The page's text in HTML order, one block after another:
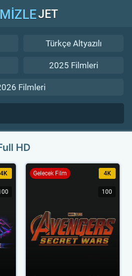
JET
Türkçe Altyazılı
2025 Filmleri
Filmleri
HD
4K Gelecek Film 4K
100